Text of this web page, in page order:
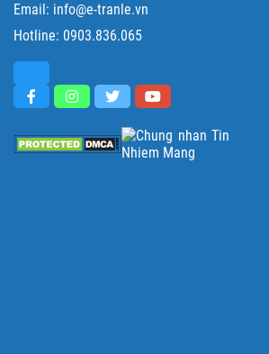
Email: info@e-tranle.vn
Hotline: 0903.836.065